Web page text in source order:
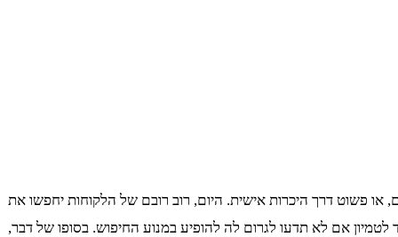
פשוט דרך היכרות אישית. היום, רוב רובם של הלקוחות יחפשו את
אם לא תדעו לגרום לה להופיע במנוע החיפוש. בסופו של דבר,